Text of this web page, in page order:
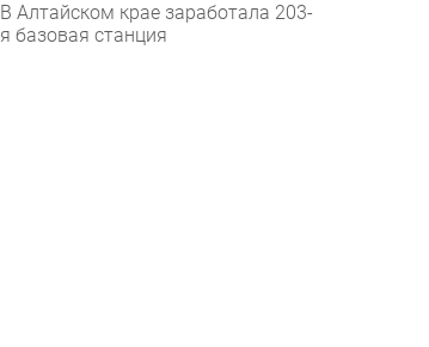
В Алтайском крае заработала 203-
я базовая станция